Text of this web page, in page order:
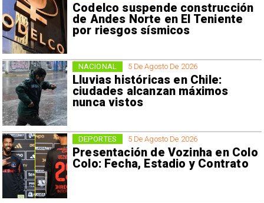
Codelco suspende construcción
de Andes Norte en El Teniente
por riesgos sísmicos
5 De Agosto De 2026
Lluvias históricas en Chile:
ciudades alcanzan máximos
nunca vistos
NACIONAL
5 De Agosto De 2026
Presentación de Vozinha en Colo
Colo: Fecha, Estadio y Contrato
DEPORTES